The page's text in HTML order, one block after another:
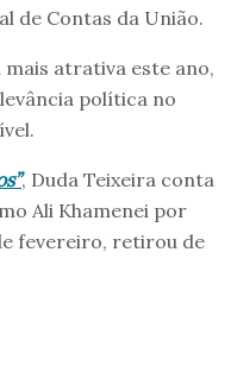
de Contas da União.
atrativa este ano,
política no
, Duda Teixeira conta
Ali Khamenei por
fevereiro, retirou de